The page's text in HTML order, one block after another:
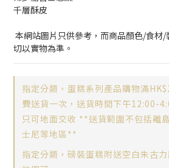
千層酥皮
切以實物為準。
指定分類，蛋糕系列產品購物滿
費送貨一次，送貨時間下午12:00-
只可地面交收 **送貨範圍不包括離
士尼等地區**
指定分類，磅裝蛋糕附送空白朱古